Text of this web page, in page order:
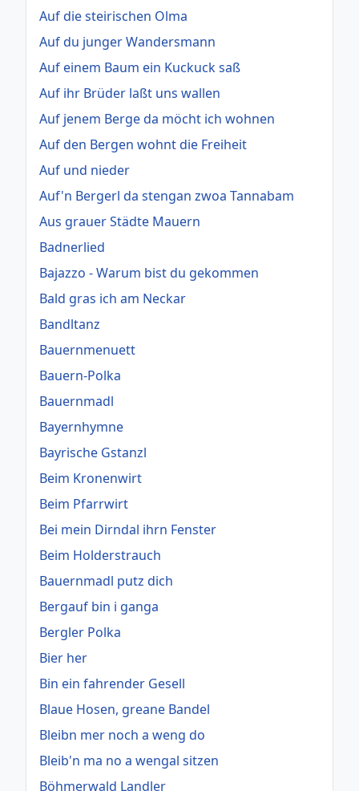
Auf die steirischen Olma
Auf du junger Wandersmann
Auf einem Baum ein Kuckuck saß
Auf ihr Brüder laßt uns wallen
Auf jenem Berge da möcht ich wohnen
Auf den Bergen wohnt die Freiheit
Auf und nieder
Auf'n Bergerl da stengan zwoa Tannabam
Aus grauer Städte Mauern
Badnerlied
Bajazzo - Warum bist du gekommen
Bald gras ich am Neckar
Bandltanz
Bauernmenuett
Bauern-Polka
Bauernmadl
Bayernhymne
Bayrische Gstanzl
Beim Kronenwirt
Beim Pfarrwirt
Bei mein Dirndal ihrn Fenster
Beim Holderstrauch
Bauernmadl putz dich
Bergauf bin i ganga
Bergler Polka
Bier her
Bin ein fahrender Gesell
Blaue Hosen, greane Bandel
Bleibn mer noch a weng do
Bleib'n ma no a wengal sitzen
Böhmerwald Landler